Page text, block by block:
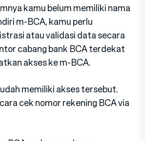
kamu belum memiliki nama
m-BCA, kamu perlu
atau validasi data secara
cabang bank BCA terdekat
akses ke m-BCA.
memiliki akses tersebut.
cek nomor rekening BCA via